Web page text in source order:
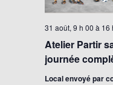
Atelier Partir
journée
31 août, 9 h 00 à 16
Local envoyé par